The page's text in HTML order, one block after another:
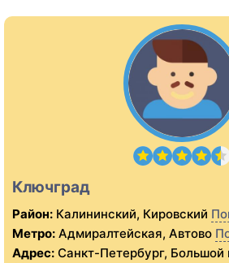
Ключград
Район: Калининский, Кировский
Метро: Адмиралтейская, Автово
Адрес: Санкт-Петербург,